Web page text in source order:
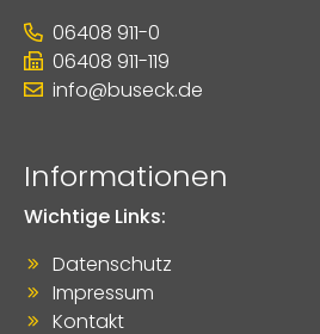
06408 911-0
06408 911-119
info@buseck.de
Informationen
Wichtige Links:
Datenschutz
Impressum
Kontakt